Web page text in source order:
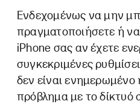
Ενδεχομένως να μην
πραγματοποιήσετε ή
iPhone σας αν έχετε
συγκεκριμένες
δεν είναι ενημερωμένο
πρόβλημα με το δίκτυό